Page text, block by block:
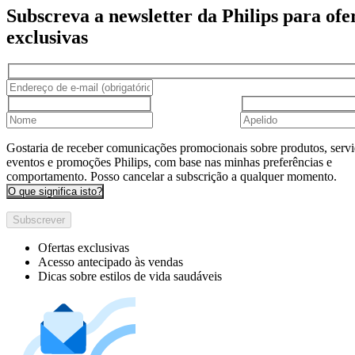
Subscreva a newsletter da Philips para
exclusivas
Gostaria de receber comunicações promocionais sobre produtos,
eventos e promoções Philips, com base nas minhas preferências e
comportamento. Posso cancelar a subscrição a qualquer momento.
O que significa isto?
Subscrever
Ofertas exclusivas
Acesso antecipado às vendas
Dicas sobre estilos de vida saudáveis